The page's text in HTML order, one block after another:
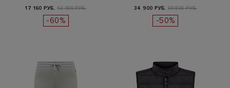
наш…
17 160 РУБ. 42 900 РУБ.
-60%
34 900 РУБ. 69 800 РУБ.
-50%